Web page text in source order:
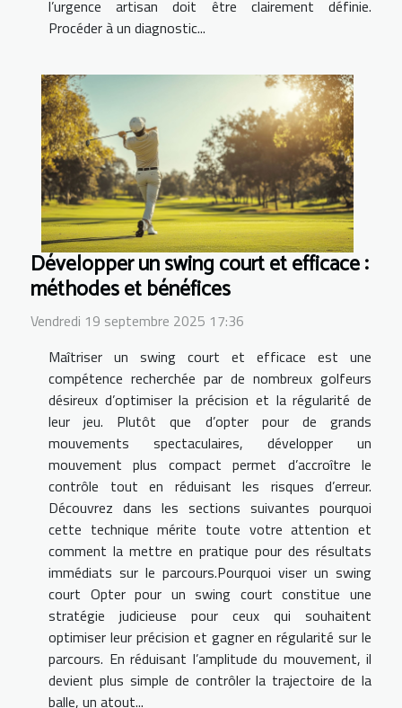
l’urgence artisan doit être clairement définie.
Procéder à un diagnostic...
Développer un swing court et efficace :
méthodes et bénéfices
Vendredi 19 septembre 2025 17:36
Maîtriser un swing court et efficace est une
compétence recherchée par de nombreux golfeurs
désireux d’optimiser la précision et la régularité de
leur jeu. Plutôt que d’opter pour de grands
mouvements spectaculaires, développer un
mouvement plus compact permet d’accroître le
contrôle tout en réduisant les risques d’erreur.
Découvrez dans les sections suivantes pourquoi
cette technique mérite toute votre attention et
comment la mettre en pratique pour des résultats
immédiats sur le parcours.Pourquoi viser un swing
court Opter pour un swing court constitue une
stratégie judicieuse pour ceux qui souhaitent
optimiser leur précision et gagner en régularité sur le
parcours. En réduisant l’amplitude du mouvement, il
devient plus simple de contrôler la trajectoire de la
balle, un atout...